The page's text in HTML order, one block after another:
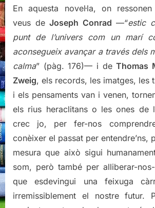
En aquesta novel·la, on
veus deJoseph Conrad —“estic
punt de l’univers com un marí
aconsegueix avançar a través dels
calma” (pàg. 176)— i deThomas
Zweig, els records, les imatges, les
i els pensaments van i venen,
els rius heraclitans o les ones de
crec jo, per fer-nos
conèixer el passat per entendre’ns,
mesura que això sigui
som, però també per alliberar-
que esdevingui una feixuga
irremissiblement el nostre futur.